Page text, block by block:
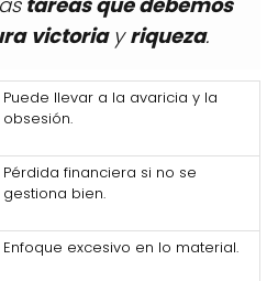
victoriayriqueza.
Puede llevar a la avaricia y la
obsesión.
Pérdida financiera si no se
gestiona bien.
Enfoque excesivo en lo material.